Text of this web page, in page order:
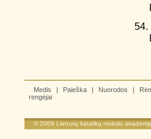
Medis | Paieška | Nuorodos |
rengėjai
© 2009 Lietuvių katalikų mokslo